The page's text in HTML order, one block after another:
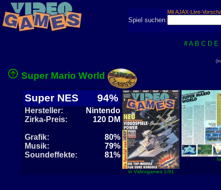
Mit AJAX-Live-
Spiel suchen:
# A B C D E
Super Mario World
Super NES 94%
Hersteller:
Nintendo
Zirka-Preis:
120 DM
Grafik:
80%
Musik:
79%
Soundeffekte:
81%
in Videogames 1/91